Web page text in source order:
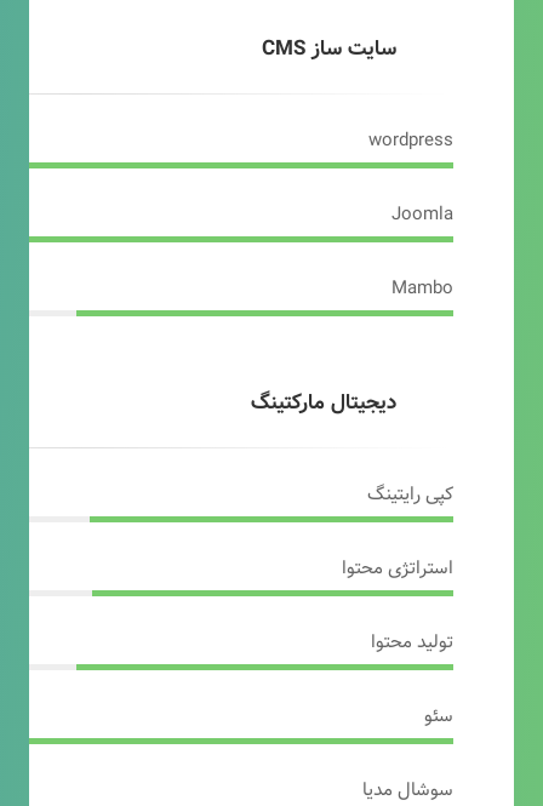
سایت ساز CMS
wordpress
Joomla
Mambo
دیجیتال مارکتینگ
کپی رایتینگ
استراتژی محتوا
تولید محتوا
سئو
سوشال مدیا